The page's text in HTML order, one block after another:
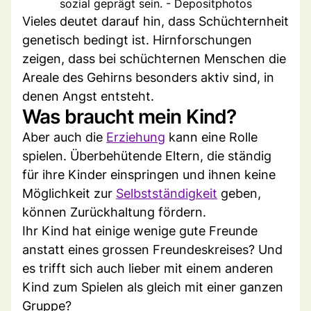
sozial geprägt sein. - Depositphotos
Vieles deutet darauf hin, dass Schüchternheit
genetisch bedingt ist. Hirnforschungen
zeigen, dass bei schüchternen Menschen die
Areale des Gehirns besonders aktiv sind, in
denen Angst entsteht.
Was braucht mein Kind?
Aber auch die Erziehung kann eine Rolle
spielen. Überbehütende Eltern, die ständig
für ihre Kinder einspringen und ihnen keine
Möglichkeit zur Selbstständigkeit geben,
können Zurückhaltung fördern.
Ihr Kind hat einige wenige gute Freunde
anstatt eines grossen Freundeskreises? Und
es trifft sich auch lieber mit einem anderen
Kind zum Spielen als gleich mit einer ganzen
Gruppe?